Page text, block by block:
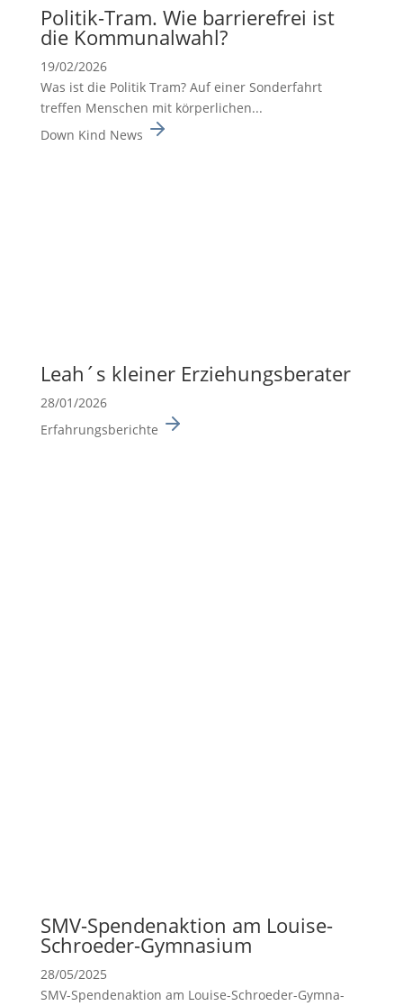
Politik-Tram. Wie barrie­re­frei ist
die Kommu­nal­wahl?
19/02/2026
Was ist die Politik Tram? Auf einer Sonderfahrt
treffen Menschen mit körperlichen...
Down Kind News
Leah´s kleiner Erzie­hungs­be­rater
28/01/2026
Erfahrungsberichte
SMV-Spenden­ak­tion am Louise-
Schroeder-Gymna­sium
28/05/2025
SMV-Spenden­ak­tion am Louise-Schroeder-Gymna­